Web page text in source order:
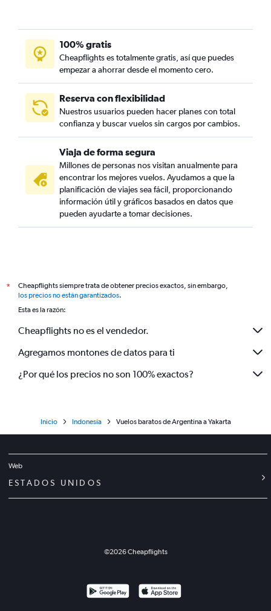
100% gratis
Cheapflights es totalmente gratis, así que puedes
empezar a ahorrar desde el momento cero.
Reserva con flexibilidad
Nuestros usuarios pueden hacer planes con total
confianza y buscar vuelos sin cargos por cambios.
Viaja de forma segura
Millones de personas nos visitan anualmente para
encontrar los mejores vuelos. Ayudamos a que la
planificación de viajes sea fácil, proporcionando
información útil y gráficos basados en datos que
pueden ayudarte a tomar decisiones.
*
Cheapflights siempre trata de obtener precios exactos, sin embargo,
los precios no están garantizados.
Esta es la razón:
Cheapflights no es el vendedor.
Agregamos montones de datos para ti
¿Por qué los precios no son 100% exactos?
Inicio Indonesia Vuelos baratos de Argentina a Yakarta
Web
ESTADOS UNIDOS
©2026Cheapflights